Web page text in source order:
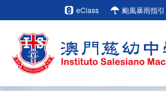
eClass 颱風暴雨指引